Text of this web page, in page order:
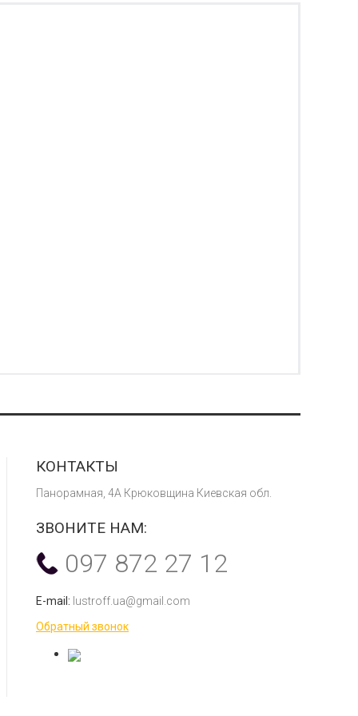
КОНТАКТЫ
Панорамная, 4А Крюковщина Киевская обл.
ЗВОНИТЕ НАМ:
097 872 27 12
E-mail: lustroff.ua@gmail.com
Обратный звонок